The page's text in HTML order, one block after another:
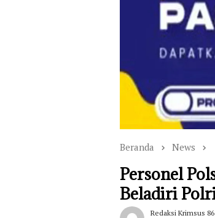
Beranda News
Personel
Beladiri
Redaksi Krimsus 86